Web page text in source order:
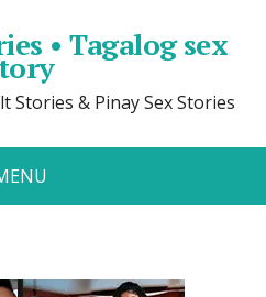
• Tagalog sex
Stories & Pinay Sex Stories